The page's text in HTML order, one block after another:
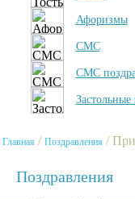
Афоризмы
СМС
СМС
Застольные
Главная / Поздравления /
Поздравления